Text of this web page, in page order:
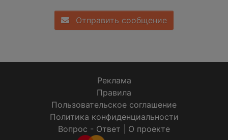
Отправить сообщение
Реклама
Правила
Пользовательское соглашение
Политика конфиденциальности
Вопрос - Ответ
О проекте